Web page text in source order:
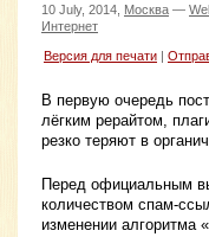
10 July, 2014, Москва —
Интернет
Версия для печати
В первую очередь
лёгким рерайтом,
резко теряют в
Перед официальным
количеством спам-
изменении алгоритма